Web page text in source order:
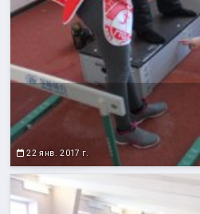
22 янв. 2017 г.